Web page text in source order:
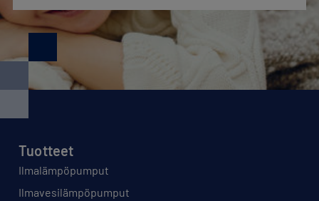
Tuotteet
Ilmalämpöpumput
Ilmavesilämpöpumput